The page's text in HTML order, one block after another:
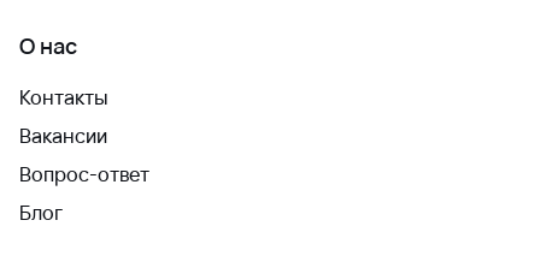
О нас
Контакты
Вакансии
Вопрос-ответ
Блог